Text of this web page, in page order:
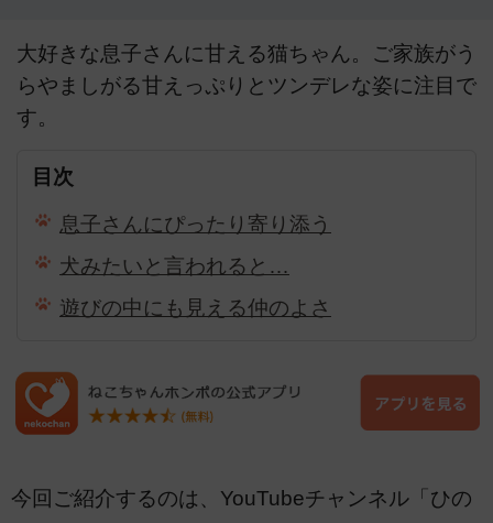
大好きな息子さんに甘える猫ちゃん。ご家族がう
らやましがる甘えっぷりとツンデレな姿に注目で
す。
目次
息子さんにぴったり寄り添う
犬みたいと言われると…
遊びの中にも見える仲のよさ
今回ご紹介するのは、YouTubeチャンネル「ひの